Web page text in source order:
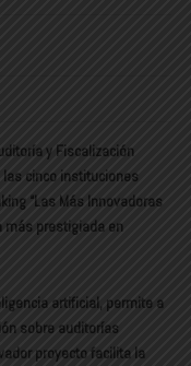
y Fiscalización
las cinco instituciones
“Las Más Innovadoras
más prestigiada en
artificial, permite a
sobre auditorías
proyecto facilita la